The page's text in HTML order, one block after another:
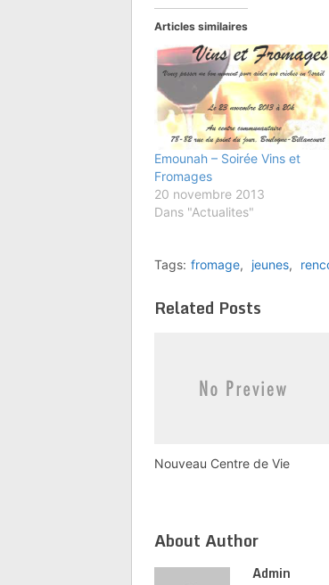
Articles similaires
Emounah – Soirée Vins et
Fromages
20 novembre 2013
Dans "Actualites"
Tags: fromage, jeunes,
Related Posts
Nouveau Centre de Vie
About Author
Admin